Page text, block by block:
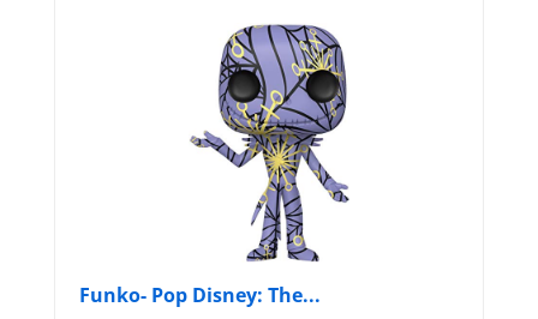
Funko- Pop Disney: The...